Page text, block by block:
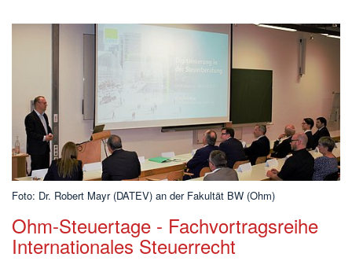
Foto: Dr. Robert Mayr (DATEV) an der Fakultät BW (Ohm)
Ohm-Steuertage - Fachvortragsreihe
Internationales Steuerrecht